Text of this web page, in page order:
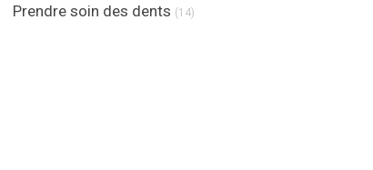
Prendre soin des dents (14)